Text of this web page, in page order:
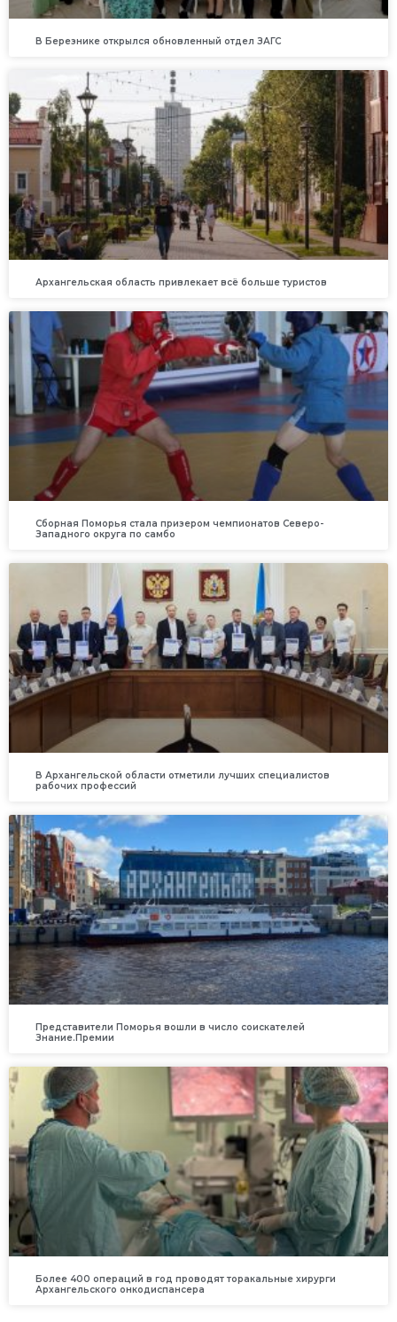
В Березнике открылся обновленный отдел ЗАГС
Архангельская область привлекает всё больше туристов
Сборная Поморья стала призером чемпионатов Северо-
Западного округа по самбо
В Архангельской области отметили лучших специалистов
рабочих профессий
Представители Поморья вошли в число соискателей
Знание.Премии
Более 400 операций в год проводят торакальные хирурги
Архангельского онкодиспансера